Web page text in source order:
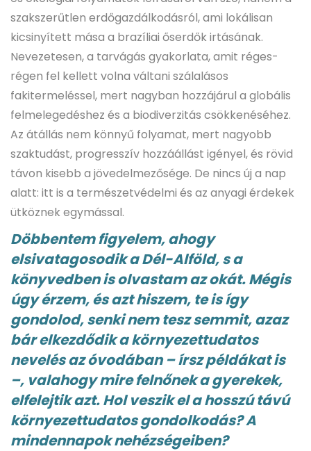
szakszerűtlen erdőgazdálkodásról, ami lokálisan
kicsinyített mása a brazíliai őserdők irtásának.
Nevezetesen, a tarvágás gyakorlata, amit réges-
régen fel kellett volna váltani szálalásos
fakitermeléssel, mert nagyban hozzájárul a globális
felmelegedéshez és a biodiverzitás csökkenéséhez.
Az átállás nem könnyű folyamat, mert nagyobb
szaktudást, progresszív hozzáállást igényel, és rövid
távon kisebb a jövedelmezősége. De nincs új a nap
alatt: itt is a természetvédelmi és az anyagi érdekek
ütköznek egymással.
Döbbentem figyelem, ahogy
elsivatagosodik a Dél-Alföld, s a
könyvedben is olvastam az okát. Mégis
úgy érzem, és azt hiszem, te is így
gondolod, senki nem tesz semmit, azaz
bár elkezdődik a környezettudatos
nevelés az óvodában – írsz példákat is
–, valahogy mire felnőnek a gyerekek,
elfelejtik azt. Hol veszik el a hosszú távú
környezettudatos gondolkodás? A
mindennapok nehézségeiben?